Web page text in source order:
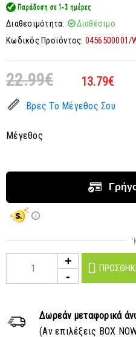
Διαθεσιμότητα:
Διαθέσιμο
Κωδικός Προϊόντος: 0456500001/
22.99€ 13.79€
Βρες Το Μέγεθος Σου
Μέγεθος
Δωρεάν μεταφορικά
(Αν επιλέξεις BOX